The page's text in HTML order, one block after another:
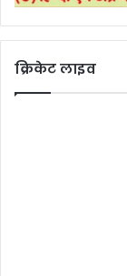
क्रिकेट लाइव